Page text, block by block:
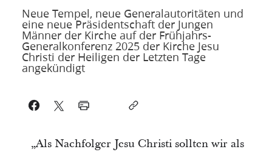
Neue Tempel, neue Generalautoritäten und
eine neue Präsidentschaft der Jungen
Männer der Kirche auf der Frühjahrs-
Generalkonferenz 2025 der Kirche Jesu
Christi der Heiligen der Letzten Tage
angekündigt
„Als Nachfolger Jesu Christi sollten wir als